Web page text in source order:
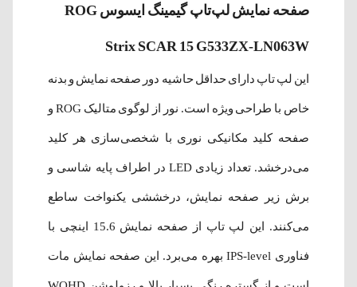
صفحه نمایش لپ‌تاپ گیمینگ ایسوس ROG
Strix SCAR 15 G533ZX-LN063W
این لپ تاپ دارای حداقل حاشیه دور صفحه نمایش و بدنه
خاص با طراحی ویژه است. نور از لوگوی متالیک ROG و
صفحه کلید مکانیکی نوری با شخصی‌سازی هر کلید
می‌درخشد. تعداد زیادی LED در اطراف پایه شاسی و
برش زیر صفحه نمایش، درخششی یکنواخت ساطع
می‌کنند‌. این لپ تاپ از صفحه نمایش 15.6 اینچی با
فناوری IPS-level بهره می‌برد. این صفحه نمایش مات